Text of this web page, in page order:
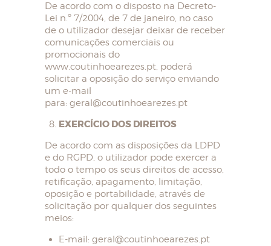
De acordo com o disposto na Decreto-
Lei n.º 7/2004, de 7 de janeiro, no caso
de o utilizador desejar deixar de receber
comunicações comerciais ou
promocionais do
www.coutinhoearezes.pt, poderá
solicitar a oposição do serviço enviando
um e-mail
para: geral@coutinhoearezes.pt
EXERCÍCIO DOS DIREITOS
De acordo com as disposições da LDPD
e do RGPD, o utilizador pode exercer a
todo o tempo os seus direitos de acesso,
retificação, apagamento, limitação,
oposição e portabilidade, através de
solicitação por qualquer dos seguintes
meios:
E-mail: geral@coutinhoearezes.pt